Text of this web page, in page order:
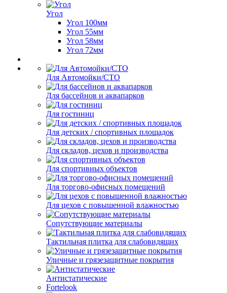
Угол
Угол 100мм
Угол 55мм
Угол 58мм
Угол 72мм
Для Автомойки/СТО
Для бассейнов и аквапарков
Для гостиниц
Для детских / спортивных площадок
Для складов, цехов и производства
Для спортивных объектов
Для торгово-офисных помещений
Для цехов с повышенной влажностью
Сопутствующие материалы
Тактильная плитка для слабовидящих
Уличные и грязезащитные покрытия
Антистатические
Fortelook